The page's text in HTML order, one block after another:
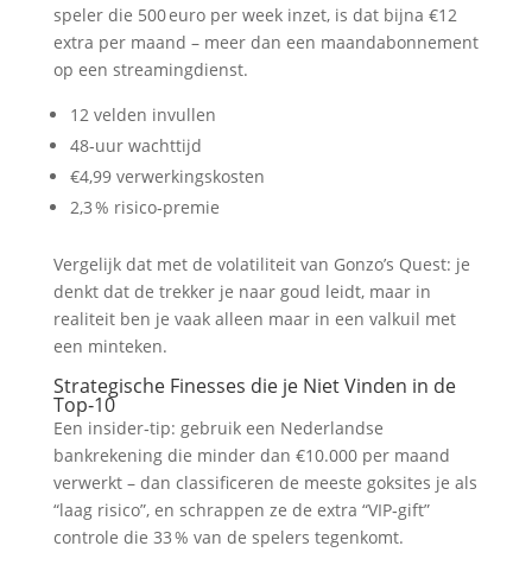
speler die 500 euro per week inzet, is dat bijna €12
extra per maand – meer dan een maandabonnement
op een streamingdienst.
12 velden invullen
48‑uur wachttijd
€4,99 verwerkingskosten
2,3 % risico‑premie
Vergelijk dat met de volatiliteit van Gonzo’s Quest: je
denkt dat de trekker je naar goud leidt, maar in
realiteit ben je vaak alleen maar in een valkuil met
een minteken.
Strategische Finesses die je Niet Vinden in de
Top‑10
Een insider‑tip: gebruik een Nederlandse
bankrekening die minder dan €10.000 per maand
verwerkt – dan classificeren de meeste goksites je als
“laag risico”, en schrappen ze de extra “VIP‑gift”
controle die 33 % van de spelers tegenkomt.